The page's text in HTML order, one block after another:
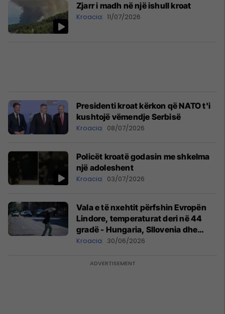
Zjarr i madh në një ishull kroat
Kroacia 11/07/2026
Presidenti kroat kërkon që NATO t'i
kushtojë vëmendje Serbisë
Kroacia 08/07/2026
Policët kroatë godasin me shkelma
një adoleshent
Kroacia 03/07/2026
Vala e të nxehtit përfshin Evropën
Lindore, temperaturat deri në 44
gradë - Hungaria, Sllovenia dhe
Kroacia nën alarm
Kroacia 30/06/2026